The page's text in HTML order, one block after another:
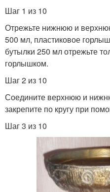
Шаг 1 из 10
Отрежьте нижнюю и
500 мл, пластиковое
бутылки 250 мл отрежьте
горлышком.
Шаг 2 из 10
Соедините верхнюю и
закрепите по кругу при
Шаг 3 из 10